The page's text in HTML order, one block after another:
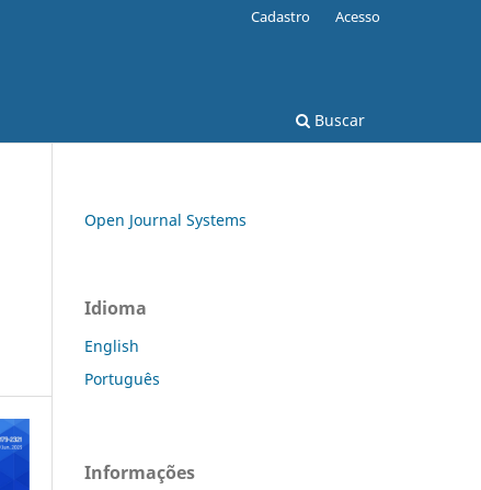
Buscar
Cadastro Acesso
Open Journal Systems
Idioma
English
Português
Informações